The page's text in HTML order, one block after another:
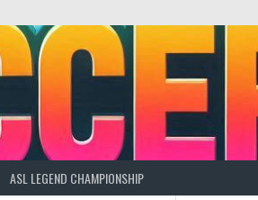
ASL LEGEND CHAMPIONSHIP